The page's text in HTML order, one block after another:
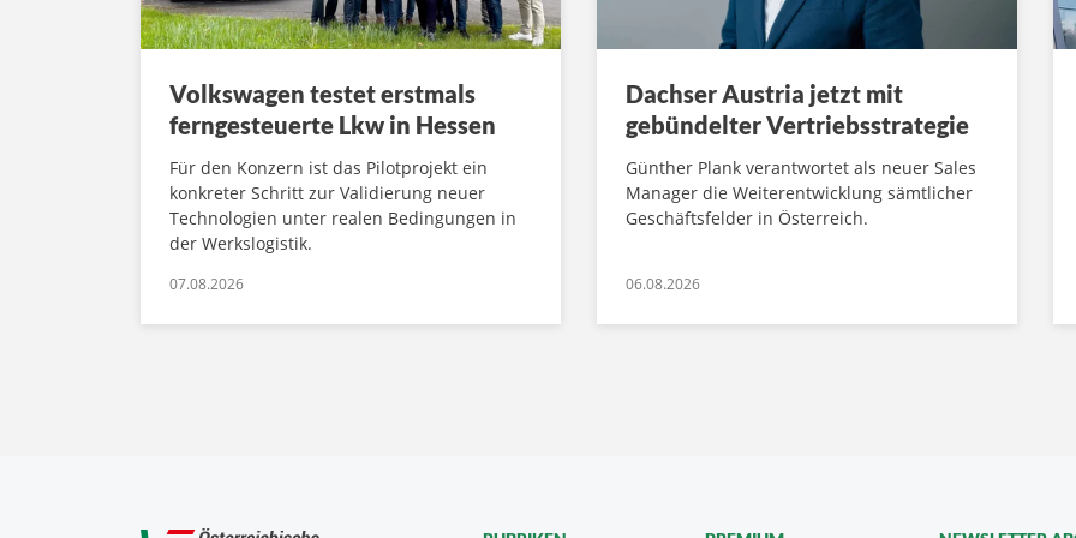
Volkswagen testet erstmals
ferngesteuerte Lkw in Hessen
Für den Konzern ist das Pilotprojekt ein
konkreter Schritt zur Validierung neuer
Technologien unter realen Bedingungen in
der Werkslogistik.
07.08.2026
Dachser Austria jetzt mit
gebündelter Vertriebsstrategie
Günther Plank verantwortet als neuer Sales
Manager die Weiterentwicklung sämtlicher
Geschäftsfelder in Österreich.
06.08.2026